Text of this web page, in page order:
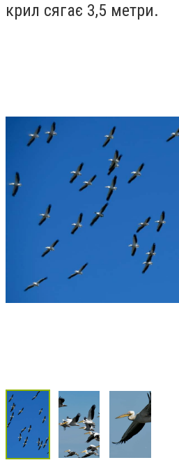
крил сягає 3,5 метри.